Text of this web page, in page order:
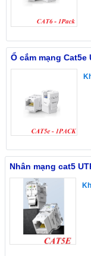
Ổ cắm mạng Cat5e
Nhân mạng cat5